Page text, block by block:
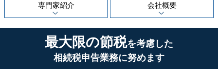
専門家紹介 会社概要
最大限の節税を考慮した
相続税申告業務に努めます